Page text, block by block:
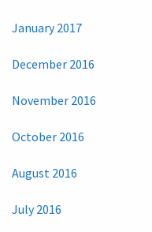
January 2017
December 2016
November 2016
October 2016
August 2016
July 2016